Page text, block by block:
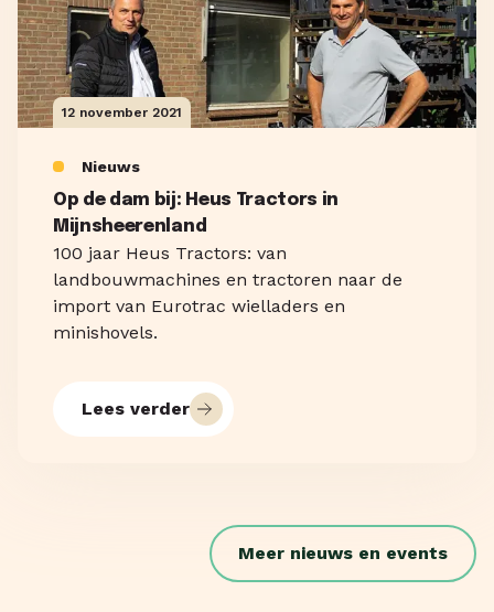
12 november 2021
Nieuws
Op de dam bij: Heus Tractors in
Mijnsheerenland
100 jaar Heus Tractors: van
landbouwmachines en tractoren naar de
import van Eurotrac wielladers en
minishovels.
Lees verder
Meer nieuws en events